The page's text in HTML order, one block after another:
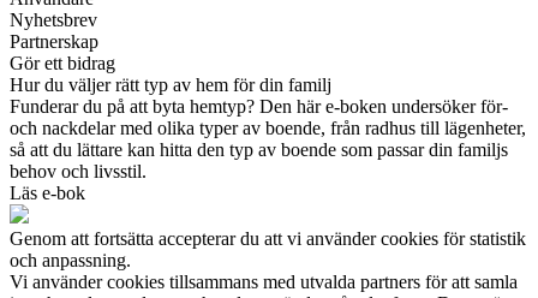
Nyhetsbrev
Partnerskap
Gör ett bidrag
Hur du väljer rätt typ av hem för din familj
Funderar du på att byta hemtyp? Den här e-boken undersöker för-
och nackdelar med olika typer av boende, från radhus till lägenheter,
så att du lättare kan hitta den typ av boende som passar din familjs
behov och livsstil.
Läs e-bok
Genom att fortsätta accepterar du att vi använder cookies för statistik
och anpassning.
Vi använder cookies tillsammans med utvalda partners för att samla